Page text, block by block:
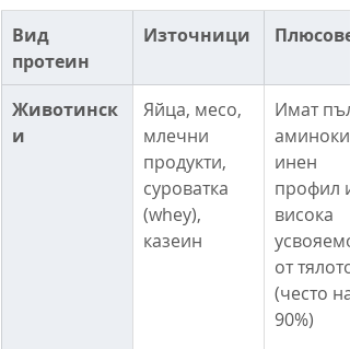
Вид
протеин
Източници Плюсове
Животинск
и
Яйца, месо,
млечни
продукти,
суроватка
(whey),
казеин
Имат
инен
профил и
висока
от тялото
(често
90%)